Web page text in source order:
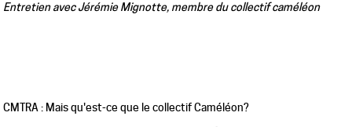
Entretien avec Jérémie Mignotte, membre du collectif caméléon
CMTRA : Mais qu'est-ce que le collectif Caméléon?